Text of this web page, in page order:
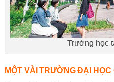
Trường học
MỘT VÀI TRƯỜNG ĐẠI HỌC